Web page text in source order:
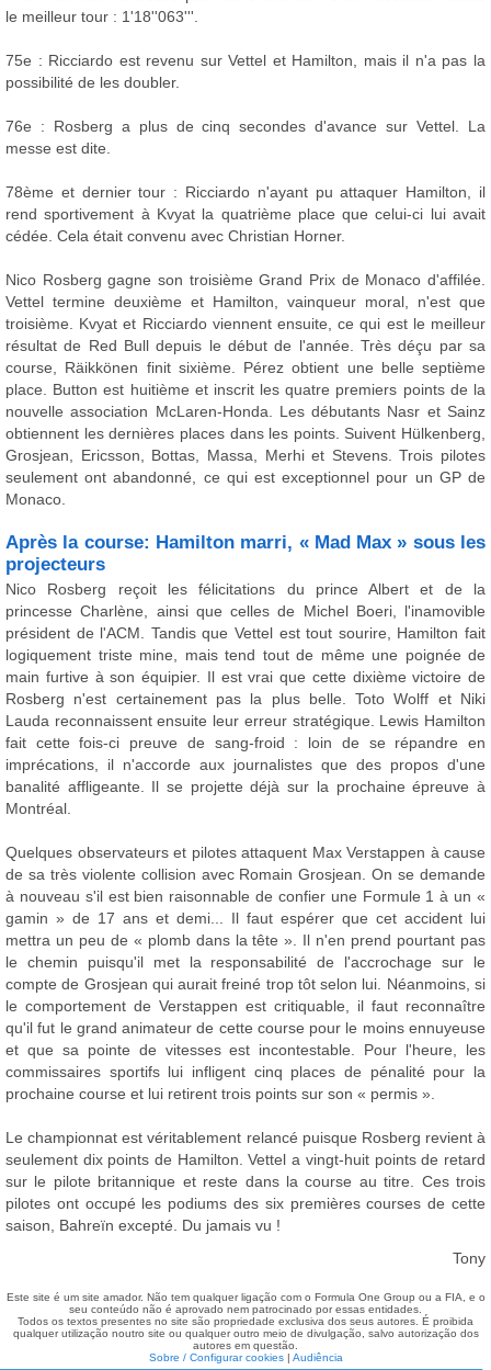
le meilleur tour : 1'18''063'''.
75e : Ricciardo est revenu sur Vettel et Hamilton, mais il n'a pas la
possibilité de les doubler.
76e : Rosberg a plus de cinq secondes d'avance sur Vettel. La
messe est dite.
78ème et dernier tour : Ricciardo n'ayant pu attaquer Hamilton, il
rend sportivement à Kvyat la quatrième place que celui-ci lui avait
cédée. Cela était convenu avec Christian Horner.
Nico Rosberg gagne son troisième Grand Prix de Monaco d'affilée.
Vettel termine deuxième et Hamilton, vainqueur moral, n'est que
troisième. Kvyat et Ricciardo viennent ensuite, ce qui est le meilleur
résultat de Red Bull depuis le début de l'année. Très déçu par sa
course, Räikkönen finit sixième. Pérez obtient une belle septième
place. Button est huitième et inscrit les quatre premiers points de la
nouvelle association McLaren-Honda. Les débutants Nasr et Sainz
obtiennent les dernières places dans les points. Suivent Hülkenberg,
Grosjean, Ericsson, Bottas, Massa, Merhi et Stevens. Trois pilotes
seulement ont abandonné, ce qui est exceptionnel pour un GP de
Monaco.
Après la course: Hamilton marri, « Mad Max » sous les
projecteurs
Nico Rosberg reçoit les félicitations du prince Albert et de la
princesse Charlène, ainsi que celles de Michel Boeri, l'inamovible
président de l'ACM. Tandis que Vettel est tout sourire, Hamilton fait
logiquement triste mine, mais tend tout de même une poignée de
main furtive à son équipier. Il est vrai que cette dixième victoire de
Rosberg n'est certainement pas la plus belle. Toto Wolff et Niki
Lauda reconnaissent ensuite leur erreur stratégique. Lewis Hamilton
fait cette fois-ci preuve de sang-froid : loin de se répandre en
imprécations, il n'accorde aux journalistes que des propos d'une
banalité affligeante. Il se projette déjà sur la prochaine épreuve à
Montréal.
Quelques observateurs et pilotes attaquent Max Verstappen à cause
de sa très violente collision avec Romain Grosjean. On se demande
à nouveau s'il est bien raisonnable de confier une Formule 1 à un «
gamin » de 17 ans et demi... Il faut espérer que cet accident lui
mettra un peu de « plomb dans la tête ». Il n'en prend pourtant pas
le chemin puisqu'il met la responsabilité de l'accrochage sur le
compte de Grosjean qui aurait freiné trop tôt selon lui. Néanmoins, si
le comportement de Verstappen est critiquable, il faut reconnaître
qu'il fut le grand animateur de cette course pour le moins ennuyeuse
et que sa pointe de vitesses est incontestable. Pour l'heure, les
commissaires sportifs lui infligent cinq places de pénalité pour la
prochaine course et lui retirent trois points sur son « permis ».
Le championnat est véritablement relancé puisque Rosberg revient à
seulement dix points de Hamilton. Vettel a vingt-huit points de retard
sur le pilote britannique et reste dans la course au titre. Ces trois
pilotes ont occupé les podiums des six premières courses de cette
saison, Bahreïn excepté. Du jamais vu !
Tony
Este site é um site amador. Não tem qualquer ligação com o Formula One Group ou a FIA, e o
seu conteúdo não é aprovado nem patrocinado por essas entidades.
Todos os textos presentes no site são propriedade exclusiva dos seus autores. É proibida
qualquer utilização noutro site ou qualquer outro meio de divulgação, salvo autorização dos
autores em questão.
Sobre / Configurar cookies| Audiência